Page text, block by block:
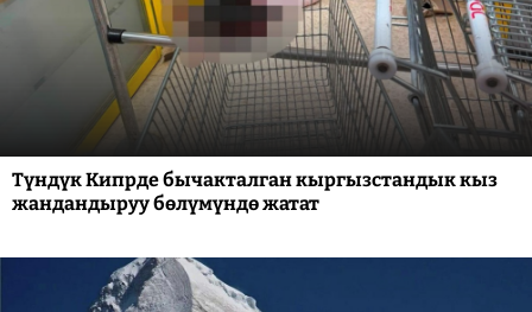
Түндүк Кипрде бычакталган кыргызстандык кыз
жандандыруу бөлүмүндө жатат